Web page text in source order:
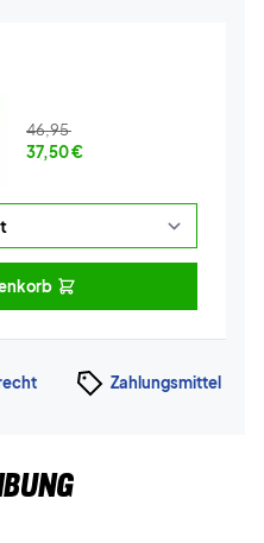
46,95
37,50€
Zahlungsmittel